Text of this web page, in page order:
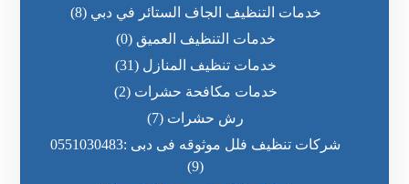
خدمات التنظيف الجاف الستائر في دبي (8)
خدمات التنظيف العميق (0)
خدمات تنظيف المنازل (31)
خدمات مكافحة حشرات (2)
رش حشرات (7)
شركات تنظيف فلل موثوقه فى دبى :0551030483
(9)